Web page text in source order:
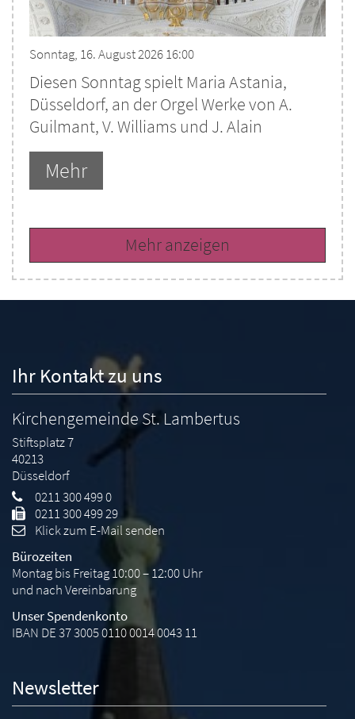
Sonntag, 16. August 2026 16:00
Diesen Sonntag spielt Maria Astania,
Düsseldorf, an der Orgel Werke von A.
Guilmant, V. Williams und J. Alain
Mehr
Mehr anzeigen
Ihr Kontakt zu uns
Kirchengemeinde St. Lambertus
Stiftsplatz 7
40213
Düsseldorf
0211 300 499 0
0211 300 499 29
Klick zum E-Mail senden
Bürozeiten
Montag bis Freitag 10:00 – 12:00 Uhr
und nach Vereinbarung
Unser Spendenkonto
IBAN DE 37 3005 0110 0014 0043 11
Newsletter